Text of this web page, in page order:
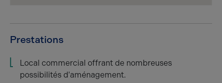
Prestations
Local commercial offrant de nombreuses
possibilités d'aménagement.